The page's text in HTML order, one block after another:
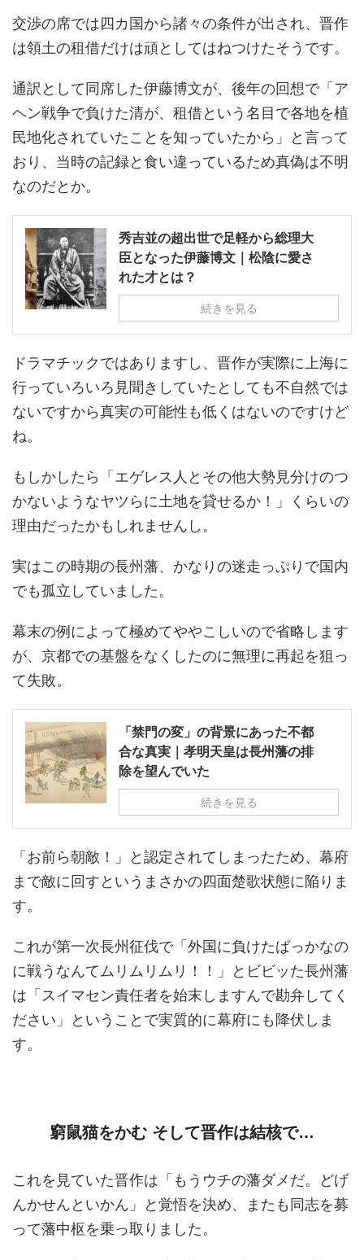
交渉の席では四カ国から諸々の条件が出され、晋作
は領土の租借だけは頑としてはねつけたそうです。
通訳として同席した伊藤博文が、後年の回想で「ア
ヘン戦争で負けた清が、租借という名目で各地を植
民地化されていたことを知っていたから」と言って
おり、当時の記録と食い違っているため真偽は不明
なのだとか。
秀吉並の超出世で足軽から総理大
臣となった伊藤博文｜松陰に愛さ
れた才とは？
続きを見る
ドラマチックではありますし、晋作が実際に上海に
行っていろいろ見聞きしていたとしても不自然では
ないですから真実の可能性も低くはないのですけど
ね。
もしかしたら「エゲレス人とその他大勢見分けのつ
かないようなヤツらに土地を貸せるか！」くらいの
理由だったかもしれませんし。
実はこの時期の長州藩、かなりの迷走っぷりで国内
でも孤立していました。
幕末の例によって極めてややこしいので省略します
が、京都での基盤をなくしたのに無理に再起を狙っ
て失敗。
「禁門の変」の背景にあった不都
合な真実｜孝明天皇は長州藩の排
除を望んでいた
続きを見る
「お前ら朝敵！」と認定されてしまったため、幕府
まで敵に回すというまさかの四面楚歌状態に陥りま
す。
これが第一次長州征伐で「外国に負けたばっかなの
に戦うなんてムリムリムリ！！」とビビッた長州藩
は「スイマセン責任者を始末しますんで勘弁してく
ださい」ということで実質的に幕府にも降伏しま
す。
窮鼠猫をかむ そして晋作は結核で…
これを見ていた晋作は「もうウチの藩ダメだ。どげ
んかせんといかん」と覚悟を決め、またも同志を募
って藩中枢を乗っ取りました。